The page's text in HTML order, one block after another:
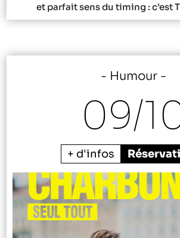
et parfait sens du timing : c’est
Humour
09/
+ d'infos